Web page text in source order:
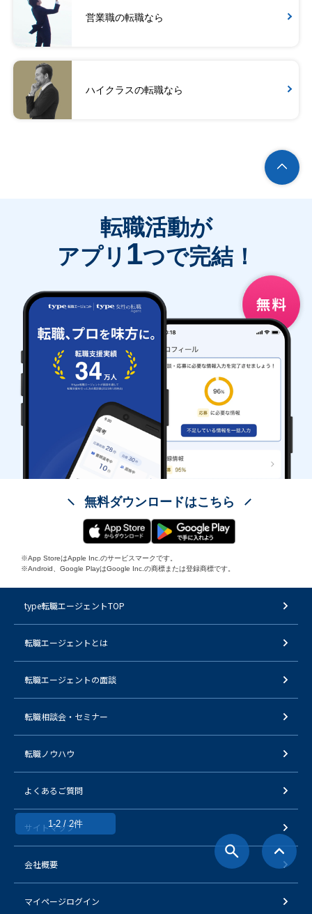
営業職の転職なら
ハイクラスの転職なら
1-2 / 2件
転職活動が
アプリ 1つで完結！
無料ダウンロードはこちら
※App StoreはApple Inc.のサービスマークです。
※Android、Google PlayはGoogle Inc.の商標または登録商標です。
type転職エージェントTOP
転職エージェントとは
転職エージェントの面談
転職相談会・セミナー
転職ノウハウ
よくあるご質問
サイトマップ
会社概要
マイページログイン